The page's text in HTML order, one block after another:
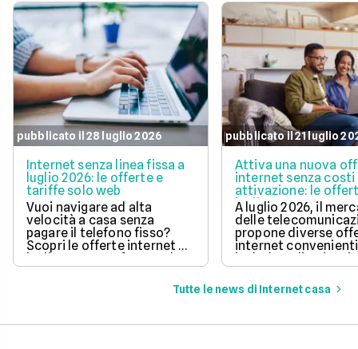
pubblicato il 28 luglio 2026
Internet senza linea fissa a
luglio 2026: le offerte e
tariffe solo web
Vuoi navigare ad alta
velocità a casa senza
pagare il telefono fisso?
Scopri le offerte internet di
luglio 2026, confrontando
prezzi, velocità e costi di
pubblicato il 21 luglio
Attiva una nuova
internet senza costi
attivazione: le
luglio 2026
A luglio 2026, il
delle
propone diverse
internet
includono
gratuita.
Tutte le news di Internet casa